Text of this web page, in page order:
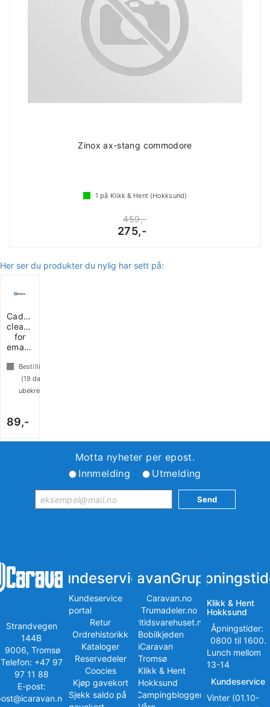
Zinox ax-stang commodore
1 på Klikk & Hent (Hokksund)
459,-
275,-
Her ser du produkter du nylig har sett på:
Cadac
cleaner
for
emaljerengjøring
Bestillingsvare
(19 dager
ubekreftet)
89,-
Motta nyheter per epost.
Innmelding
Utmelding
Strandvegen
144B
9006, Tromsø
Telefon: +47 97
97 11 88
E-post:
Kundeservice
Kundeservice
portal
Retur
Ordrehistorikk
Kataloger
Reservedeler
Coocies
Kjøp gavekort
Sjekk saldo på
iCaravanGruppen
Caravan.no
Trumadeler.no
Fritidsvarehuset.no
Bobilkjeden
iCaravan
Tromsø
Klikk & Hent
Hokksund
iCampingbloggen
Klikk & Hent
Hokksund
Åpningstider:
0800 til 1600.
Lunch mellom
13-14
Kundeservice
Vinter (01.10-